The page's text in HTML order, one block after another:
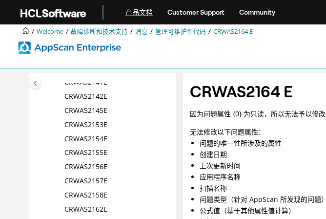
产品文档 Customer Support Community
Welcome 故障诊断和技术支持 消息 管理可维护性代码 CRWAS2164 E
CRWAS2135E
CRWAS2136E
CRWAS2139E
CRWAS2140E
CRWAS2141E
CRWAS2142E
CRWAS2145E
CRWAS2153E
CRWAS2154E
CRWAS2155E
CRWAS2156E
CRWAS2157E
CRWAS2158E
CRWAS2162E
CRWAS2164 E
因为问题属性 {0} 为只读，所以无法予以修改
无法修改以下问题属性：
问题的唯一性所涉及的属性
创建日期
上次更新时间
应用程序名称
扫描名称
问题类型（针对 AppScan 所发现的问题）
公式值（基于其他属性值计算）